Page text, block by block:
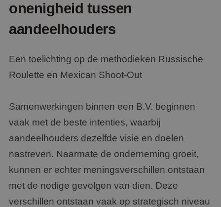
onenigheid tussen
aandeelhouders
Een toelichting op de methodieken Russische
Roulette en Mexican Shoot-Out
Samenwerkingen binnen een B.V. beginnen
vaak met de beste intenties, waarbij
aandeelhouders dezelfde visie en doelen
nastreven. Naarmate de onderneming groeit,
kunnen er echter meningsverschillen ontstaan
met de nodige gevolgen van dien. Deze
verschillen ontstaan vaak op strategisch niveau